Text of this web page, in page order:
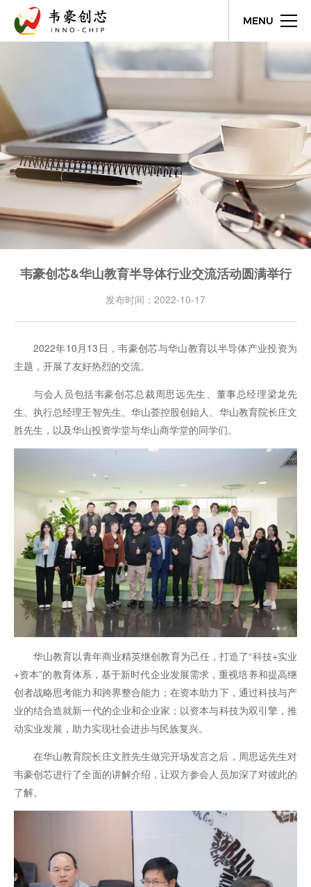
MENU
韦豪创芯&华山教育半导体行业交流活动圆满举行
发布时间：2022-10-17
2022年10月13日，韦豪创芯与华山教育以半导体产业投资为
主题，开展了友好热烈的交流。
与会人员包括韦豪创芯总裁周思远先生、董事总经理梁龙先
生、执行总经理王智先生、华山荟控股创始人、华山教育院长庄文
胜先生，以及华山投资学堂与华山商学堂的同学们。
华山教育以青年商业精英继创教育为己任，打造了“科技+实业
+资本”的教育体系，基于新时代企业发展需求，重视培养和提高继
创者战略思考能力和跨界整合能力；在资本助力下，通过科技与产
业的结合造就新一代的企业和企业家；以资本与科技为双引擎，推
动实业发展，助力实现社会进步与民族复兴。
在华山教育院长庄文胜先生做完开场发言之后，周思远先生对
韦豪创芯进行了全面的讲解介绍，让双方参会人员加深了对彼此的
了解。